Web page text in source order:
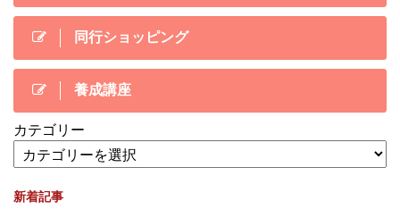
同行ショッピング
養成講座
カテゴリー
新着記事